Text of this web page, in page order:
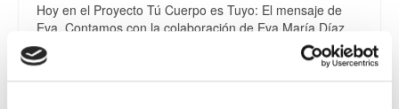
Hoy en el Proyecto Tú Cuerpo es Tuyo: El mensaje de
Eva. Contamos con la colaboración de Eva María Díaz
Violero que ha contribuido con este vídeo para la difusión
con lengua de signos para que llegue a más niños …
Leer más